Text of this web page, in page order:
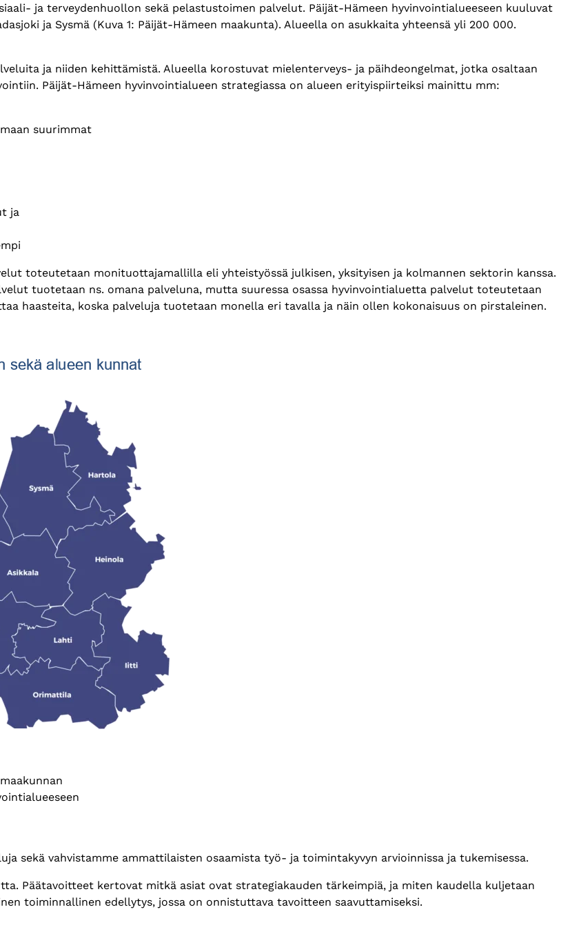
ja terveydenhuollon sekä pelastustoimen palvelut. Päijät-Hämeen hyvinvointialueeseen kuuluvat
ja Sysmä (Kuva 1: Päijät-Hämeen maakunta). Alueella on asukkaita yhteensä yli 200 000.
ja niiden kehittämistä. Alueella korostuvat mielenterveys- ja päihdeongelmat, jotka osaltaan
Päijät-Hämeen hyvinvointialueen strategiassa on alueen erityispiirteiksi mainittu mm:
suurimmat
ja
toteutetaan monituottajamallilla eli yhteistyössä julkisen, yksityisen ja kolmannen sektorin kanssa.
tuotetaan ns. omana palveluna, mutta suuressa osassa hyvinvointialuetta palvelut toteutetaan
haasteita, koska palveluja tuotetaan monella eri tavalla ja näin ollen kokonaisuus on pirstaleinen.
sekä vahvistamme ammattilaisten osaamista työ- ja toimintakyvyn arvioinnissa ja tukemisessa.
Päätavoitteet kertovat mitkä asiat ovat strategiakauden tärkeimpiä, ja miten kaudella kuljetaan
toiminnallinen edellytys, jossa on onnistuttava tavoitteen saavuttamiseksi.